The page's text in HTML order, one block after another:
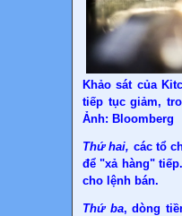
Khảo sát của
tiếp tục giảm,
Ảnh: Bloomberg
Thứ hai, các tổ
để "xả hàng"
cho lệnh bán.
Thứ ba, dòng